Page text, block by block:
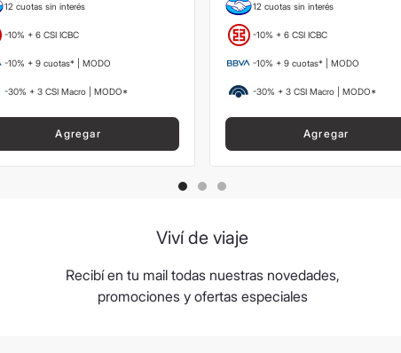
12 cuotas sin interés
-10% + 6 CSI ICBC
-10% + 9 cuotas* | MODO
-30% + 3 CSI Macro | MODO*
Agregar
12 cuotas sin interés
-10% + 6 CSI ICBC
-10% + 9 cuotas* | MODO
-30% + 3 CSI Macro | MODO*
Agregar
Viví de viaje
Recibí en tu mail todas nuestras novedades,
promociones y ofertas especiales